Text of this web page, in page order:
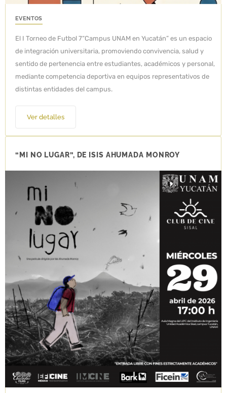
EVENTOS
El I Torneo de Futbol 7“Campus UNAM en Yucatán” es un espacio
de integración universitaria, promoviendo convivencia, salud y
sentido de pertenencia entre estudiantes, académicos y personal,
mediante competencia deportiva en equipos representativos de
distintas entidades del campus.
Ver detalles
“MI NO LUGAR”, DE ISIS AHUMADA MONROY